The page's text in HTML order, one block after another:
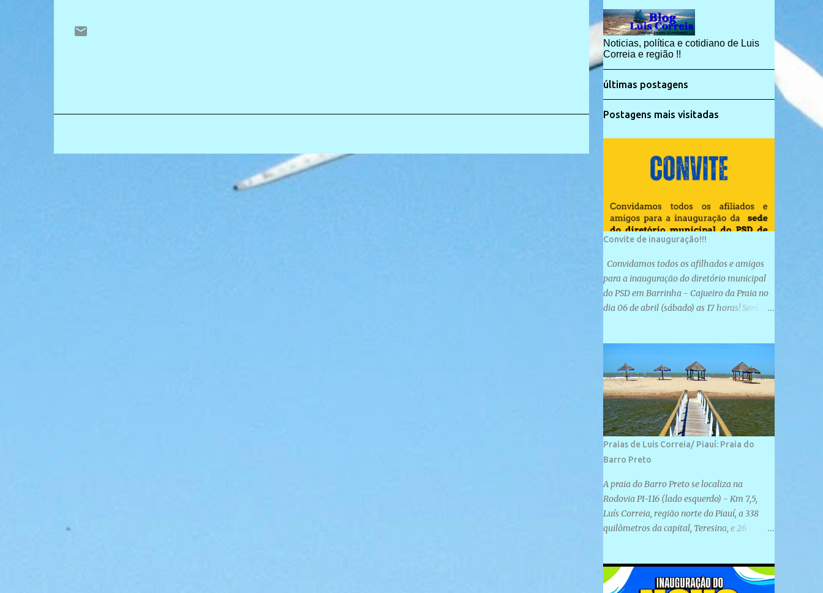
Noticias, política e cotidiano de Luis
Correia e região !!
últimas postagens
Postagens mais visitadas
Convite de inauguração!!!
Convidamos todos os afilhados e amigos
para a inauguração do diretório municipal
do PSD em Barrinha - Cajueiro da Praia no
dia 06 de abril (sábado) as 17 horas! Será
localizada na Rua São José, 98 Barrinha -
Cajueiro da Praia.
Praias de Luis Correia/ Piauí: Praia do
Barro Preto
A praia do Barro Preto se localiza na
Rodovia PI-116 (lado esquerdo) - Km 7,5,
Luís Correia, região norte do Piauí, a 338
quilômetros da capital, Teresina, e 26
plana e retilínea na maior parte de sua
extensão, chegando a mais ou menos a 1,5